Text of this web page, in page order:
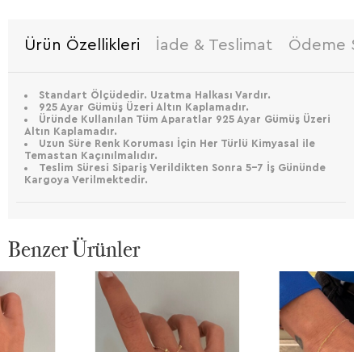
Ürün Özellikleri İade & Teslimat Ödeme
Standart Ölçüdedir. Uzatma Halkası Vardır.
925 Ayar Gümüş Üzeri Altın Kaplamadır.
Üründe Kullanılan Tüm Aparatlar 925 Ayar Gümüş Üzeri
Altın Kaplamadır.
Uzun Süre Renk Koruması İçin Her Türlü Kimyasal ile
Temastan Kaçınılmalıdır.
Teslim Süresi Sipariş Verildikten Sonra 5-7 İş Gününde
Kargoya Verilmektedir.
Benzer Ürünler